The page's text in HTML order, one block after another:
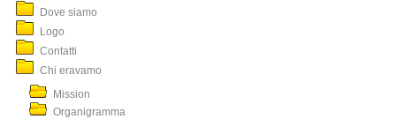
Dove siamo
Logo
Contatti
Chi eravamo
Mission
Organigramma